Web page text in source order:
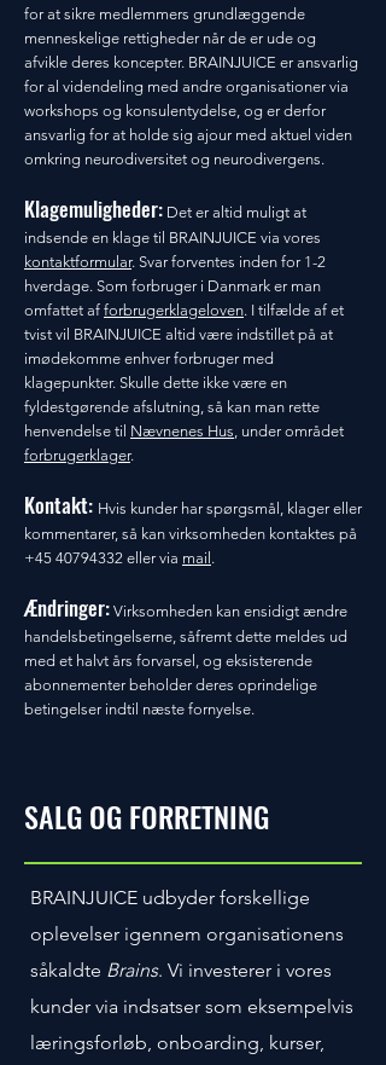
for at sikre medlemmers grundlæggende
menneskelige rettigheder når de er ude og
afvikle deres koncepter. BRAINJUICE er ansvarlig
for al videndeling med andre organisationer via
workshops og konsulentydelse, og er derfor
ansvarlig for at holde sig ajour med aktuel viden
omkring neurodiversitet og neurodivergens.
Klagemuligheder: Det er altid muligt at
indsende en klage til BRAINJUICE via vores
kontaktformular. Svar forventes inden for 1-2
hverdage. Som forbruger i Danmark er man
omfattet af forbrugerklageloven. I tilfælde af et
tvist vil BRAINJUICE altid være indstillet på at
imødekomme enhver forbruger med
klagepunkter. Skulle dette ikke være en
fyldestgørende afslutning, så kan man rette
henvendelse til Nævnenes Hus, under området
forbrugerklager.
Kontakt: Hvis kunder har spørgsmål, klager eller
kommentarer, så kan virksomheden kontaktes på
+45 40794332 eller via mail .
Ændringer: Virksomheden kan ensidigt ændre
handelsbetingelserne, såfremt dette meldes ud
med et halvt års forvarsel, og eksisterende
abonnementer beholder deres oprindelige
betingelser indtil næste fornyelse.
SALG OG FORRETNING
BRAINJUICE udbyder forskellige
oplevelser igennem organisationens
såkaldte Brains. Vi investerer i vores
kunder via indsatser som eksempelvis
læringsforløb, onboarding, kurser,